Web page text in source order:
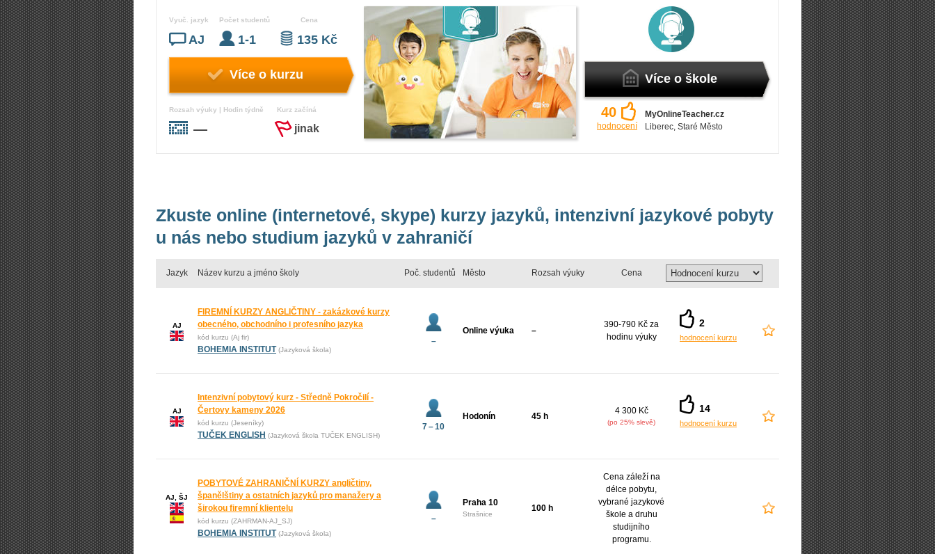
Vyuč. jazyk
AJ
Počet studentů
1-1
Cena
135 Kč
Více o kurzu
Rozsah výuky | Hodin týdně
—
Kurz začíná
jinak
Více o škole
40
hodnocení
MyOnlineTeacher.cz
Liberec, Staré Město
Zkuste online (internetové, skype) kurzy jazyků, intenzivní jazykové pobyty
u nás nebo studium jazyků v zahraničí
Jazyk Název kurzu a jméno školy Poč. studentů Město Rozsah výuky Cena
AJ
FIREMNÍ KURZY ANGLIČTINY - zakázkové kurzy
obecného, obchodního i profesního jazyka
kód kurzu (Aj fir)
BOHEMIA INSTITUT (Jazyková škola)
–
Online výuka –
390-790 Kč za
hodinu výuky
2
hodnocení kurzu
AJ
Intenzivní pobytový kurz - Středně Pokročilí -
Čertovy kameny 2026
kód kurzu (Jeseníky)
TUČEK ENGLISH (Jazyková škola TUČEK ENGLISH)
7 – 10
Hodonín 45 h
4 300 Kč
(po 25% slevě)
14
hodnocení kurzu
AJ, ŠJ
POBYTOVÉ ZAHRANIČNÍ KURZY angličtiny,
španělštiny a ostatních jazyků pro manažery a
širokou firemní klientelu
kód kurzu (ZAHRMAN-AJ_SJ)
BOHEMIA INSTITUT (Jazyková škola)
–
Praha 10
Strašnice
100 h
Cena záleží na
délce pobytu,
vybrané jazykové
škole a druhu
studijního
programu.